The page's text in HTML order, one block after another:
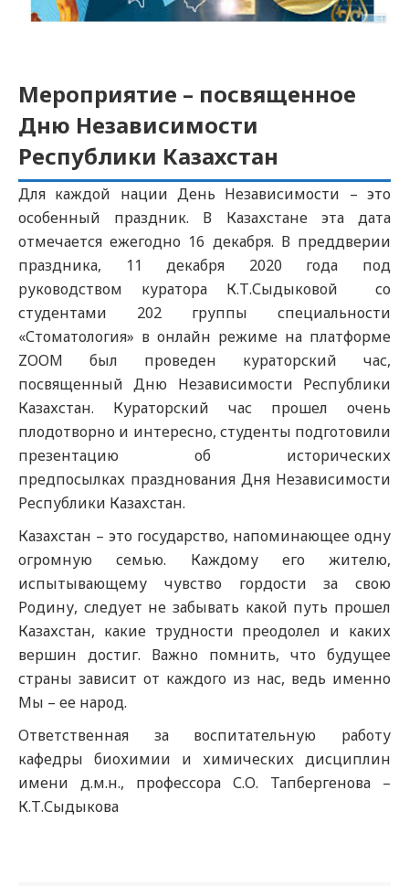
Мероприятие – посвященное
Дню Независимости
Республики Казахстан
Для каждой нации День Независимости – это
особенный праздник. В Казахстане эта дата
отмечается ежегодно 16 декабря. В преддверии
праздника, 11 декабря 2020 года под
руководством куратора К.Т.Сыдыковой со
студентами 202 группы специальности
«Стоматология» в онлайн режиме на платформе
ZOOM был проведен кураторский час,
посвященный Дню Независимости Республики
Казахстан. Кураторский час прошел очень
плодотворно и интересно, студенты подготовили
презентацию об исторических
предпосылках празднования Дня Независимости
Республики Казахстан.
Казахстан – это государство, напоминающее одну
огромную семью. Каждому его жителю,
испытывающему чувство гордости за свою
Родину, следует не забывать какой путь прошел
Казахстан, какие трудности преодолел и каких
вершин достиг. Важно помнить, что будущее
страны зависит от каждого из нас, ведь именно
Мы – ее народ.
Ответственная за воспитательную работу
кафедры биохимии и химических дисциплин
имени д.м.н., профессора С.О. Тапбергенова –
К.Т.Сыдыкова